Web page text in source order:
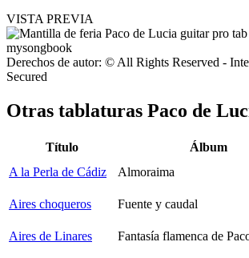
VISTA PREVIA
Derechos de autor: © All Rights Reserved -
Secured
Otras tablaturas Paco de
Título Álbum
A la Perla de Cádiz
Almoraima
Aires choqueros
Fuente y caudal
Aires de Linares
Fantasía flamenca de